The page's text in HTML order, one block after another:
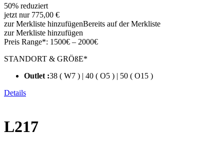
50% reduziert
jetzt nur 775,00 €
zur Merkliste hinzufügenBereits auf der Merkliste
zur Merkliste hinzufügen
Preis Range*: 1500€ – 2000€
STANDORT & GRÖßE*
Outlet :38 ( W7 ) | 40 ( O5 ) | 50 ( O15 )
Details
L217